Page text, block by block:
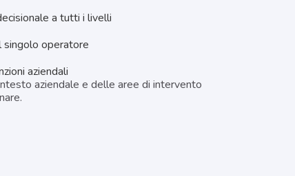
a tutti i livelli
singolo operatore
aziendali
aziendale e delle aree di intervento